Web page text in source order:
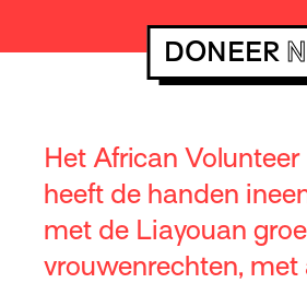
DONEER
Het African
heeft de handen
met de Liayouan
vrouwenrechten, met